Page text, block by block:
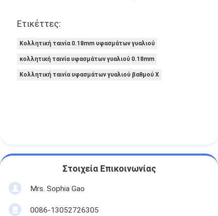
Ετικέττες:
Κολλητική ταινία 0.18mm υφασμάτων γυαλιού
κολλητική ταινία υφασμάτων γυαλιού 0.18mm
Κολλητική ταινία υφασμάτων γυαλιού βαθμού Χ
Στοιχεία Επικοινωνίας
Mrs. Sophia Gao
0086-13052726305